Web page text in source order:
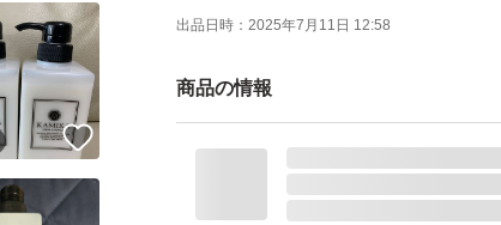
の恵みをたっぷり配合した“泡立たな
や臭いはすっきり落とし、健康的な
出品日時： 2025年7月11日 12:58
商品の情報